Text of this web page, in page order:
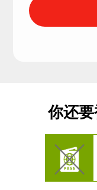
你还